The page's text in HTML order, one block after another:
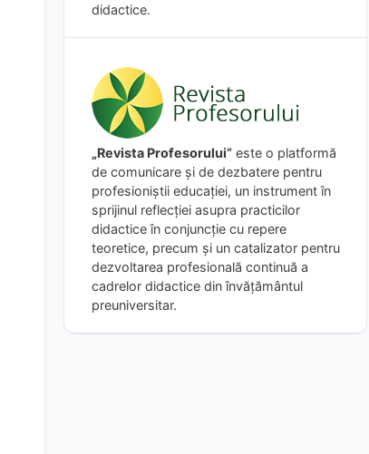
didactice.
„Revista Profesorului” este o platformă
de comunicare și de dezbatere pentru
profesioniștii educației, un instrument în
sprijinul reflecției asupra practicilor
didactice în conjuncție cu repere
teoretice, precum și un catalizator pentru
dezvoltarea profesională continuă a
cadrelor didactice din învățământul
preuniversitar.